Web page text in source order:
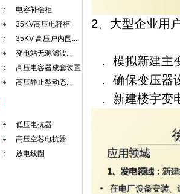
电容补偿柜
35KV高压电容柜
35KV 高压户内围...
变电站无源滤波...
高压电容器成套装置
高压静止型动态...
低压电抗器
高压空芯电抗器
放电线圈
2、大型企业用
. 模拟新建主
. 确保变压器
. 新建楼宇变